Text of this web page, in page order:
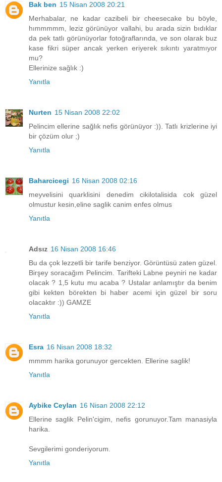
Bak ben 15 Nisan 2008 20:21
Merhabalar, ne kadar cazibeli bir cheesecake bu böyle,
hımmmmm, leziz görünüyor vallahi, bu arada sizin bıdıklar
da pek tatlı görünüyorlar fotoğraflarında, ve son olarak buz
kase fikri süper ancak yerken eriyerek sıkıntı yaratmıyor
mu?
Ellerinize sağlık :)
Yanıtla
Nurten 15 Nisan 2008 22:02
Pelincim ellerine sağlık nefis görünüyor :)). Tatlı krizlerine iyi
bir çözüm olur ;)
Yanıtla
Baharcicegi 16 Nisan 2008 02:16
meyvelisini quarklisini denedim cikilotalisida cok güzel
olmustur kesin,eline saglik canim enfes olmus
Yanıtla
Adsız 16 Nisan 2008 16:46
Bu da çok lezzetli bir tarife benziyor. Görüntüsü zaten güzel.
Birşey soracağım Pelincim. Tarifteki Labne peyniri ne kadar
olacak ? 1,5 kutu mu acaba ? Ustalar anlamıştır da benim
gibi kekten börekten bi haber acemi için güzel bir soru
olacaktır :)) GAMZE
Yanıtla
Esra 16 Nisan 2008 18:32
mmmm harika gorunuyor gercekten. Ellerine saglik!
Yanıtla
Aybike Ceylan 16 Nisan 2008 22:12
Ellerine saglik Pelin'cigim, nefis gorunuyor.Tam manasiyla
harika.
Sevgilerimi gonderiyorum.
Yanıtla